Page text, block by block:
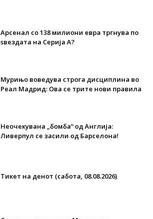
Арсенал со 138 милиони евра тргнува по
ѕвездата на Серија А?
Мурињо воведува строга дисциплина во
Реал Мадрид: Ова се трите нови правила
Неочекувана „бомба“ од Англија:
Ливерпул се засили од Барселона!
Тикет на денот (сабота, 08.08.2026)